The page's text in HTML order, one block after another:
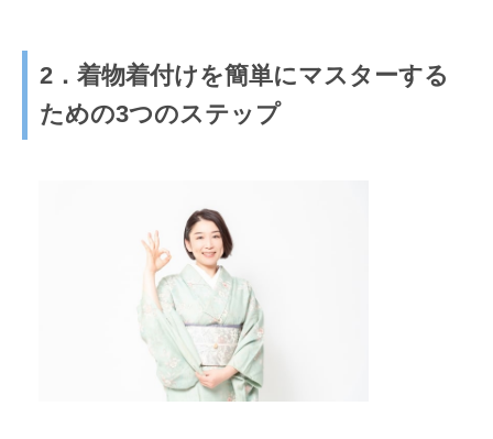
2．着物着付けを簡単にマスターする
ための3つのステップ